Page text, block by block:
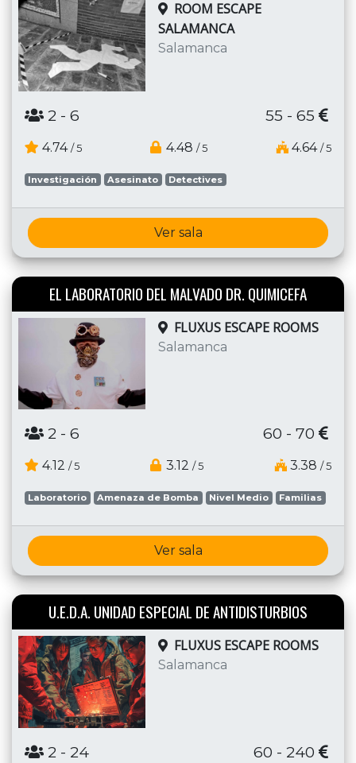
ROOM ESCAPE
SALAMANCA
Salamanca
2 - 6 55 - 65
4.74 / 5 4.48 / 5 4.64 / 5
Investigación Asesinato Detectives
Ver sala
EL LABORATORIO DEL MALVADO DR. QUIMICEFA
FLUXUS ESCAPE ROOMS
Salamanca
2 - 6 60 - 70
4.12 / 5 3.12 / 5 3.38 / 5
Laboratorio Amenaza de Bomba Nivel Medio Familias
Ver sala
U.E.D.A. UNIDAD ESPECIAL DE ANTIDISTURBIOS
FLUXUS ESCAPE ROOMS
Salamanca
2 - 24 60 - 240